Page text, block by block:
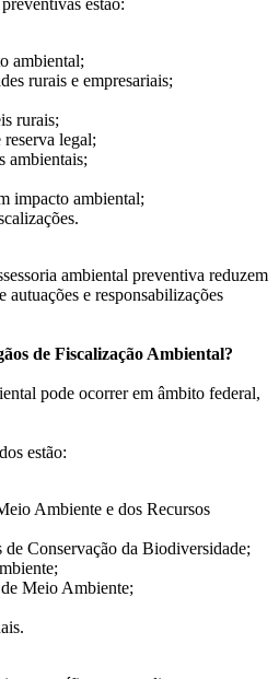
estão:
ambiental;
rurais e empresariais;
rurais;
legal;
ambientais;
impacto ambiental;
ambiental preventiva reduzem
e responsabilizações
de Fiscalização Ambiental?
pode ocorrer em âmbito federal,
estão:
Ambiente e dos Recursos
Conservação da Biodiversidade;
Meio Ambiente;